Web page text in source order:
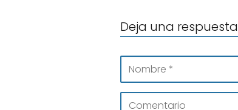
Deja una respuesta